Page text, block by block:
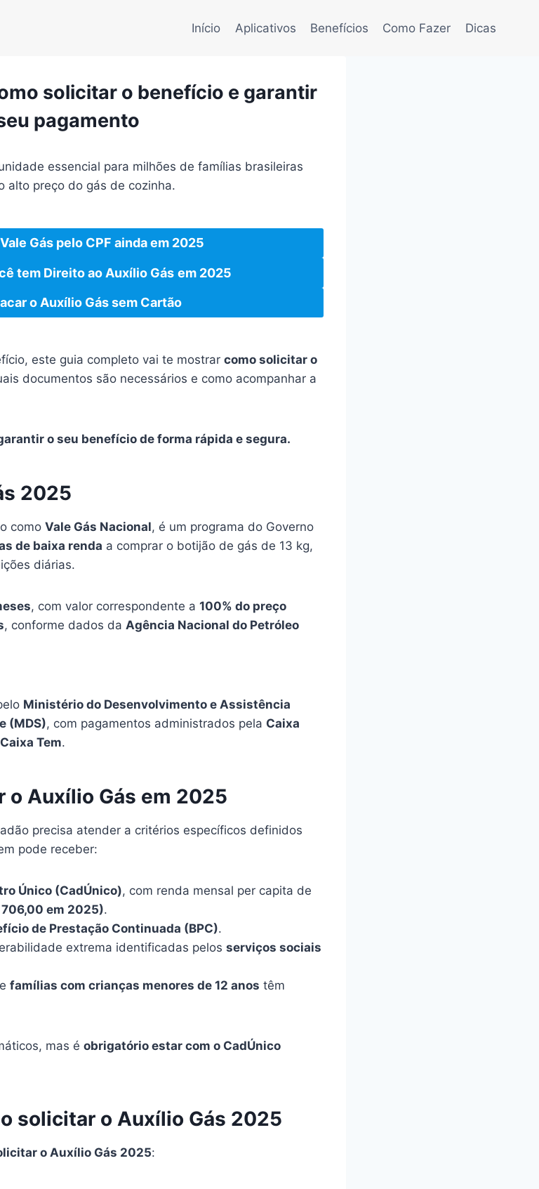
Início Aplicativos Benefícios Como Fazer Dicas
solicitar o benefício e garantir
pagamento
essencial para milhões de famílias brasileiras
alto preço do gás de cozinha.
Gás pelo CPF ainda em 2025
tem Direito ao Auxílio Gás em 2025
o Auxílio Gás sem Cartão
este guia completo vai te mostrar como solicitar o
documentos são necessários e como acompanhar a
o seu benefício de forma rápida e segura.
2025
como Vale Gás Nacional, é um programa do Governo
de baixa renda a comprar o botijão de gás de 13 kg,
diárias.
, com valor correspondente a 100% do preço
, conforme dados da Agência Nacional do Petróleo
Ministério do Desenvolvimento e Assistência
(MDS), com pagamentos administrados pela Caixa
Caixa Tem.
o Auxílio Gás em 2025
precisa atender a critérios específicos definidos
pode receber:
Único (CadÚnico), com renda mensal per capita de
em 2025).
de Prestação Continuada (BPC).
extrema identificadas pelos serviços sociais
e famílias com crianças menores de 12 anos têm
mas é obrigatório estar com o CadÚnico
solicitar o Auxílio Gás 2025
o Auxílio Gás 2025: